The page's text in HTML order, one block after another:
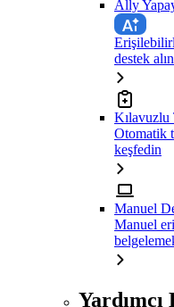
Ally
destek alın
Kılavuzlu
Otomatik
keşfedin
Manuel
Manuel